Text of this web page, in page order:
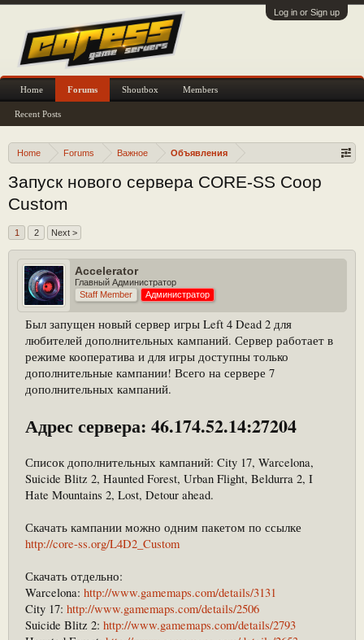
Log in or Sign up
Home Forums Важное Объявления
Запуск нового сервера CORE-SS Coop
Custom
1 2 Next >
Accelerator
Главный Администратор
Staff Member
Администратор
Был запущен новый сервер игры Left 4 Dead 2 для
любителей дополнительных кампаний. Сервер работает в
режиме кооператива и для игры доступны только
дополнительные кампании! Всего на сервере 7
дополнительных кампаний.
Адрес сервера: 46.174.52.14:27204
Список дополнительных кампаний: City 17, Warcelona,
Suicide Blitz 2, Haunted Forest, Urban Flight, Beldurra 2, I
Hate Mountains 2, Lost, Detour ahead.
Скачать кампании можно одним пакетом по ссылке
http://core-ss.org/L4D2_Custom
Скачать отдельно:
Warcelona: http://www.gamemaps.com/details/3131
City 17: http://www.gamemaps.com/details/2506
Suicide Blitz 2: http://www.gamemaps.com/details/2793
Home Forums
Recent Posts
Shoutbox Members